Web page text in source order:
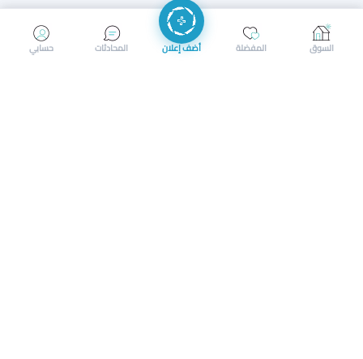
إرسال رسالة إجراء مكالمة
حسابي المحادثات أضف إعلان المفضلة السوق